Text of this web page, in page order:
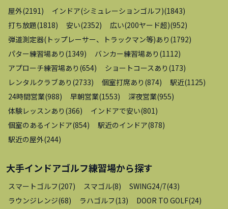
屋外(2191) インドア(シミュレーションゴルフ)(1843)
打ち放題(1818) 安い(2352) 広い(200ヤード超)(952)
弾道測定器(トップレーサー、トラックマン等)あり (1792)
パター練習場あり (1349) バンカー練習場あり (1112)
アプローチ練習場あり (654) ショートコースあり (173)
レンタルクラブあり (2733) 個室打席あり (874) 駅近(1125)
24時間営業(988) 早朝営業(1553) 深夜営業(955)
体験レッスンあり (366) インドアで安い(801)
個室のあるインドア(854) 駅近のインドア(878)
駅近の屋外(244)
大手インドアゴルフ練習場から探す
スマートゴルフ(207) スマゴル(8) SWING24/7(43)
ラウンジレンジ(68) ラハゴルフ(13) DOOR TO GOLF(24)